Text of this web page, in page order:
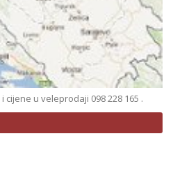
u veleprodaji 098 228 165 .